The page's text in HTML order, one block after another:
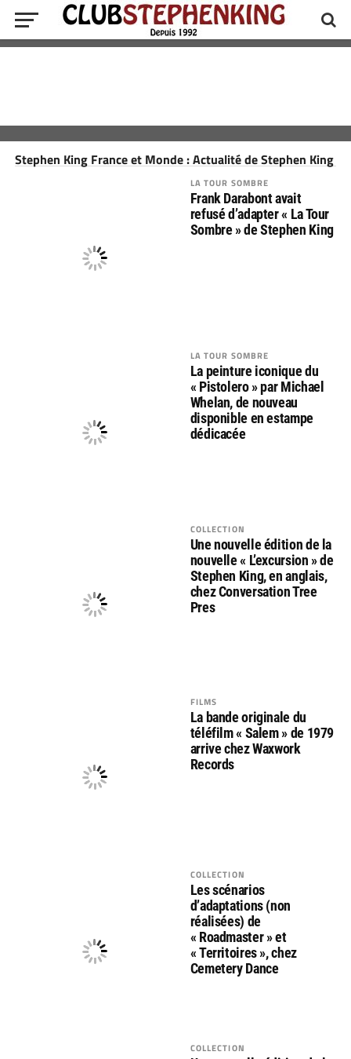
Stephen King France et Monde : Actualité de Stephen King
LA TOUR SOMBRE
Frank Darabont avait
refusé d’adapter « La Tour
Sombre » de Stephen King
LA TOUR SOMBRE
La peinture iconique du
« Pistolero » par Michael
Whelan, de nouveau
disponible en estampe
dédicacée
COLLECTION
Une nouvelle édition de la
nouvelle « L’excursion » de
Stephen King, en anglais,
chez Conversation Tree
Pres
FILMS
La bande originale du
téléfilm « Salem » de 1979
arrive chez Waxwork
Records
COLLECTION
Les scénarios
d’adaptations (non
réalisées) de
« Roadmaster » et
« Territoires », chez
Cemetery Dance
COLLECTION